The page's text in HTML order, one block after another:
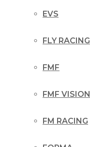
EVS
FLY RACING
FMF
FMF VISION
FM RACING